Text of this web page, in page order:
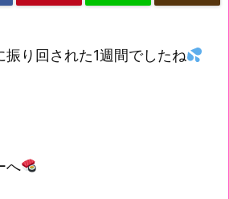
振り回された1週間でしたね
へ